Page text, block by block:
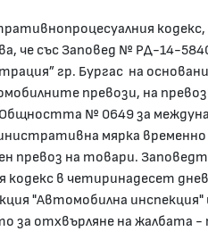
че със Заповед № РД-14-
гр. Бургас на
превози, на
№ 0649 за
мярка
превоз на товари.
кодекс в четиринадесет
"Автомобилна
за отхвърляне на жалбата